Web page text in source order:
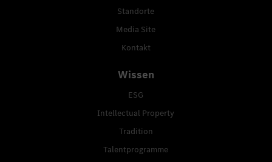
Standorte
Media Site
Kontakt
Wissen
ESG
Intellectual Property
Tradition
Talentprogramme